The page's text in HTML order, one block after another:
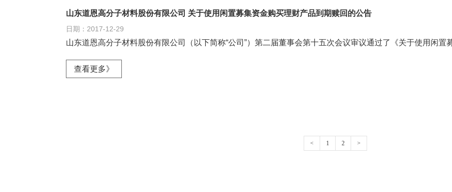
山东道恩高分子材料股份有限公司 关于使用闲置募集资金购买理财产品到期赎回的公告
日期：2017-12-29
山东道恩高分子材料股份有限公司（以下简称“公司”）第二届董事会第十五次会议审议通过了《关于使用闲置
查看更多》
< 1 2 >